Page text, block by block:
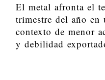
El metal afronta el
trimestre del año en
contexto de menor
y debilidad